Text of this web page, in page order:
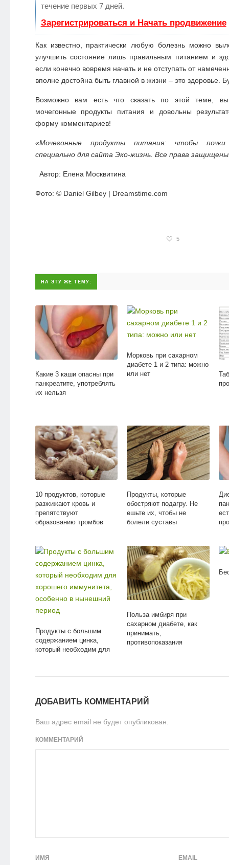
течение первых 7 дней.
Зарегистрироваться и Начать продвижение
Как известно, практически любую болезнь можно
улучшить состояние лишь правильным питанием и
если конечно вовремя начать и не отступать от
вполне достойна быть главной в жизни – это здоровье.
Возможно вам есть что сказать по этой теме, вы
мочегонные продукты питания и довольны
форму комментариев!
«Мочегонные продукты питания: чтобы почки
специально для сайта Эко-жизнь. Все права
Автор: Елена Москвитина
Фото: © Daniel Gilbey | Dreamstime.com
5
НА ЭТУ ЖЕ ТЕМУ:
Какие 3 каши опасны при
панкреатите, употреблять
их нельзя
Морковь при сахарном
диабете 1 и 2 типа: можно
или нет
10 продуктов, которые
разжижают кровь и
препятствуют
образованию тромбов
Продукты, которые
обостряют подагру. Не
ешьте их, чтобы не
болели суставы
Продукты с большим
содержанием цинка,
который необходим для
период
Польза имбиря при
сахарном диабете, как
принимать,
противопоказания
ДОБАВИТЬ КОММЕНТАРИЙ
Ваш адрес email не будет опубликован.
КОММЕНТАРИЙ
ИМЯ EMAIL